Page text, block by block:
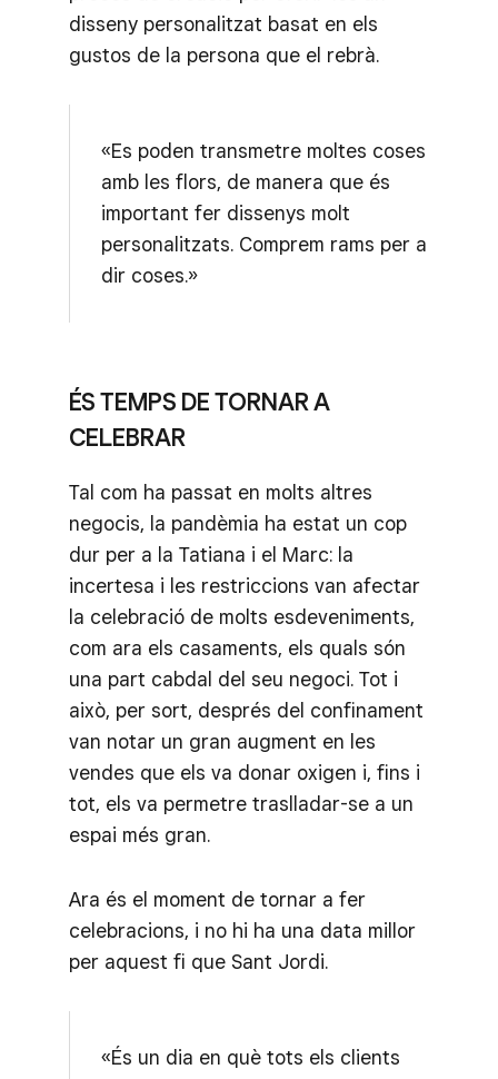
disseny personalitzat basat en els
gustos de la persona que el rebrà.
«Es poden transmetre moltes coses
amb les flors, de manera que és
important fer dissenys molt
personalitzats. Comprem rams per a
dir coses.»
ÉS TEMPS DE TORNAR A
CELEBRAR
Tal com ha passat en molts altres
negocis, la pandèmia ha estat un cop
dur per a la Tatiana i el Marc: la
incertesa i les restriccions van afectar
la celebració de molts esdeveniments,
com ara els casaments, els quals són
una part cabdal del seu negoci. Tot i
això, per sort, després del confinament
van notar un gran augment en les
vendes que els va donar oxigen i, fins i
tot, els va permetre traslladar-se a un
espai més gran.
Ara és el moment de tornar a fer
celebracions, i no hi ha una data millor
per aquest fi que Sant Jordi.
«És un dia en què tots els clients